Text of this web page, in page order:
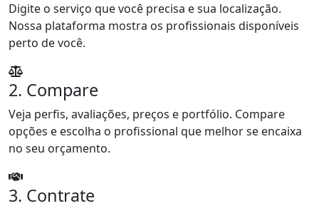
Digite o serviço que você precisa e sua localização.
Nossa plataforma mostra os profissionais disponíveis
perto de você.
2. Compare
Veja perfis, avaliações, preços e portfólio. Compare
opções e escolha o profissional que melhor se encaixa
no seu orçamento.
3. Contrate